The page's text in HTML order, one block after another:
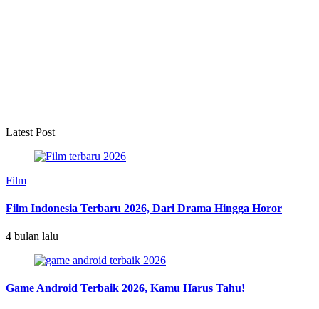
Latest Post
Film
Film Indonesia Terbaru 2026, Dari Drama Hingga Horor
4 bulan lalu
Game Android Terbaik 2026, Kamu Harus Tahu!